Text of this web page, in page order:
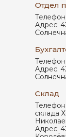
Отдел
Телефон:
Адрес:
Телефон:
Адрес:
Склад
Телефон:
склада
Адрес: